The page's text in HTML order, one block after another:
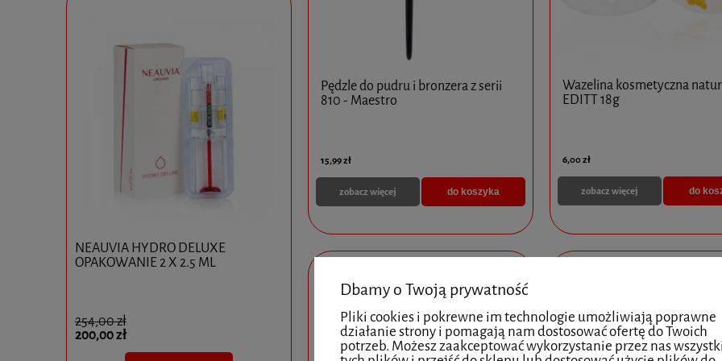
NEAUVIA HYDRO DELUXE
OPAKOWANIE 2 X 2.5 ML
254,00 zł
200,00 zł
Ejal 40 1 x 2ml - MediXa - 5 opakowań
825,00 zł
595,00 zł
PROFHILO H+L (1 x 2ML)
340,00 zł
325,00 zł
Pędzle do pudru i bronzera z serii
810 - Maestro
15,99 zł
do koszyka
zobacz więcej
Wazelina kosmetyczna
EDITT 18g
6,00 zł
do
zobacz więcej
Dbamy o Twoją prywatność
Pliki cookies i pokrewne im technologie umożliwiają poprawne
działanie strony i pomagają nam dostosować ofertę do Twoich
potrzeb. Możesz zaakceptować wykorzystanie przez nas